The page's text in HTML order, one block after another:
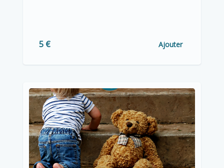
5 € Ajouter